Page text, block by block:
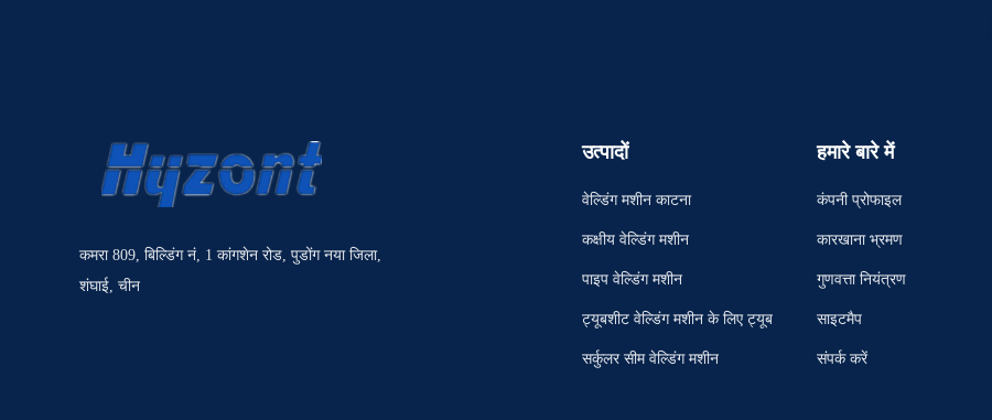
कमरा 809, बिल्डिंग नं, 1 कांगशेन रोड, पुडोंग नया जिला,
शंघाई, चीन
उत्पादों
वेल्डिंग मशीन काटना
कक्षीय वेल्डिंग मशीन
पाइप वेल्डिंग मशीन
ट्यूबशीट वेल्डिंग मशीन के लिए ट्यूब
सर्कुलर सीम वेल्डिंग मशीन
हमारे बारे में
कंपनी प्रोफाइल
कारखाना भ्रमण
गुणवत्ता नियंत्रण
साइटमैप
संपर्क करें